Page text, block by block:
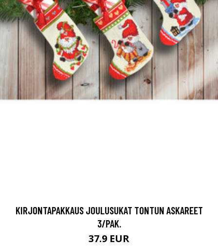
KIRJONTAPAKKAUS JOULUSUKAT TONTUN ASKAREET
3/PAK.
37.9 EUR